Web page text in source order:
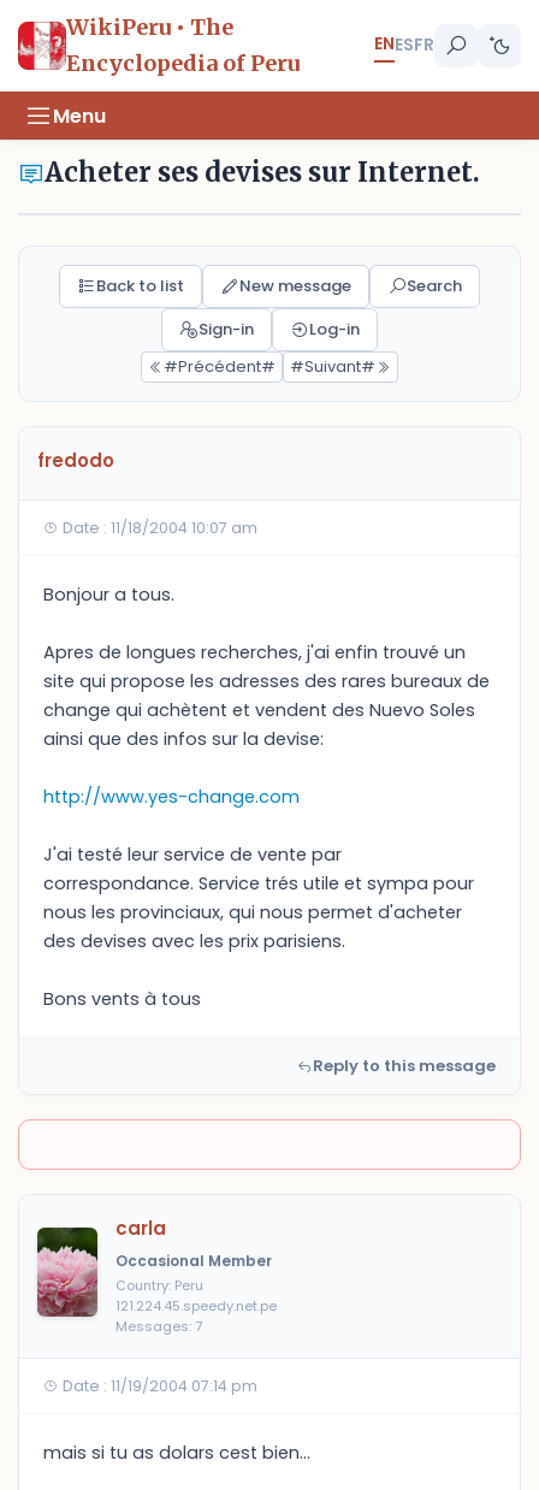
WikiPeru • The
Encyclopedia of Peru
ENESFR
Menu
Acheter ses devises sur Internet.
Back to list New message
Search
Sign-in
Log-in
#Précédent#
#Suivant#
fredodo
Date : 11/18/2004 10:07 am
Bonjour a tous.
Apres de longues recherches, j'ai enfin trouvé un
site qui propose les adresses des rares bureaux de
change qui achètent et vendent des Nuevo Soles
ainsi que des infos sur la devise:
http://www.yes-change.com
J'ai testé leur service de vente par
correspondance. Service trés utile et sympa pour
nous les provinciaux, qui nous permet d'acheter
des devises avec les prix parisiens.
Bons vents à tous
Reply to this message
carla
Occasional Member
Country: Peru
121.224.45.speedy.net.pe
Messages: 7
Date : 11/19/2004 07:14 pm
mais si tu as dolars cest bien...